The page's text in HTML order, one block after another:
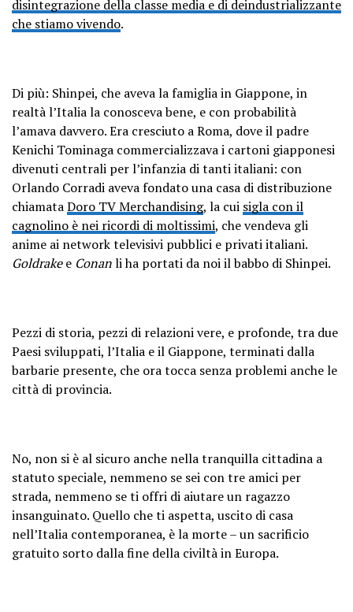
disintegrazione della classe media e di deindustrializzante
che stiamo vivendo.
Di più: Shinpei, che aveva la famiglia in Giappone, in
realtà l’Italia la conosceva bene, e con probabilità
l’amava davvero. Era cresciuto a Roma, dove il padre
Kenichi Tominaga commercializzava i cartoni giapponesi
divenuti centrali per l’infanzia di tanti italiani: con
Orlando Corradi aveva fondato una casa di distribuzione
chiamataDoro TV Merchandising, la cui sigla con il
cagnolino è nei ricordi di moltissimi, che vendeva gli
anime ai network televisivi pubblici e privati italiani.
Goldrakee Conanli ha portati da noi il babbo di Shinpei.
Pezzi di storia, pezzi di relazioni vere, e profonde, tra due
Paesi sviluppati, l’Italia e il Giappone, terminati dalla
barbarie presente, che ora tocca senza problemi anche le
città di provincia.
No, non si è al sicuro anche nella tranquilla cittadina a
statuto speciale, nemmeno se sei con tre amici per
strada, nemmeno se ti offri di aiutare un ragazzo
insanguinato. Quello che ti aspetta, uscito di casa
nell’Italia contemporanea, è la morte – un sacrificio
gratuito sorto dalla fine della civiltà in Europa.